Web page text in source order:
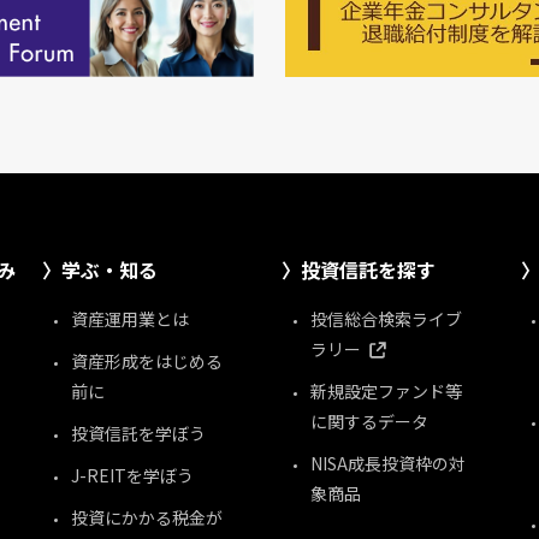
学ぶ・知る
資産運用業とは
資産形成をはじめる
前に
投資信託を学ぼう
J-REITを学ぼう
投資にかかる税金が
投資信託を探す
投信総合検索ライブ
ラリー
新規設定ファンド等
に関するデータ
NISA成長投資枠の対
象商品